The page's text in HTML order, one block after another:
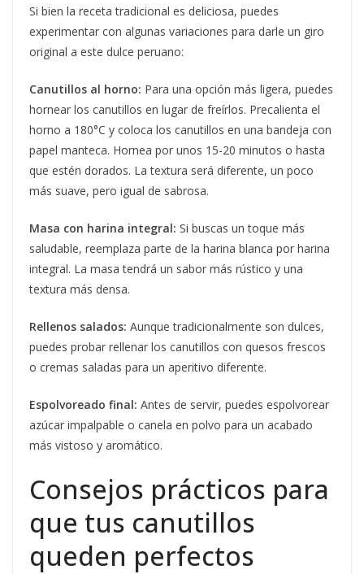
Si bien la receta tradicional es deliciosa, puedes
experimentar con algunas variaciones para darle un giro
original a este dulce peruano:
Canutillos al horno: Para una opción más ligera, puedes
hornear los canutillos en lugar de freírlos. Precalienta el
horno a 180°C y coloca los canutillos en una bandeja con
papel manteca. Hornea por unos 15-20 minutos o hasta
que estén dorados. La textura será diferente, un poco
más suave, pero igual de sabrosa.
Masa con harina integral: Si buscas un toque más
saludable, reemplaza parte de la harina blanca por harina
integral. La masa tendrá un sabor más rústico y una
textura más densa.
Rellenos salados: Aunque tradicionalmente son dulces,
puedes probar rellenar los canutillos con quesos frescos
o cremas saladas para un aperitivo diferente.
Espolvoreado final: Antes de servir, puedes espolvorear
azúcar impalpable o canela en polvo para un acabado
más vistoso y aromático.
Consejos prácticos para
que tus canutillos
queden perfectos